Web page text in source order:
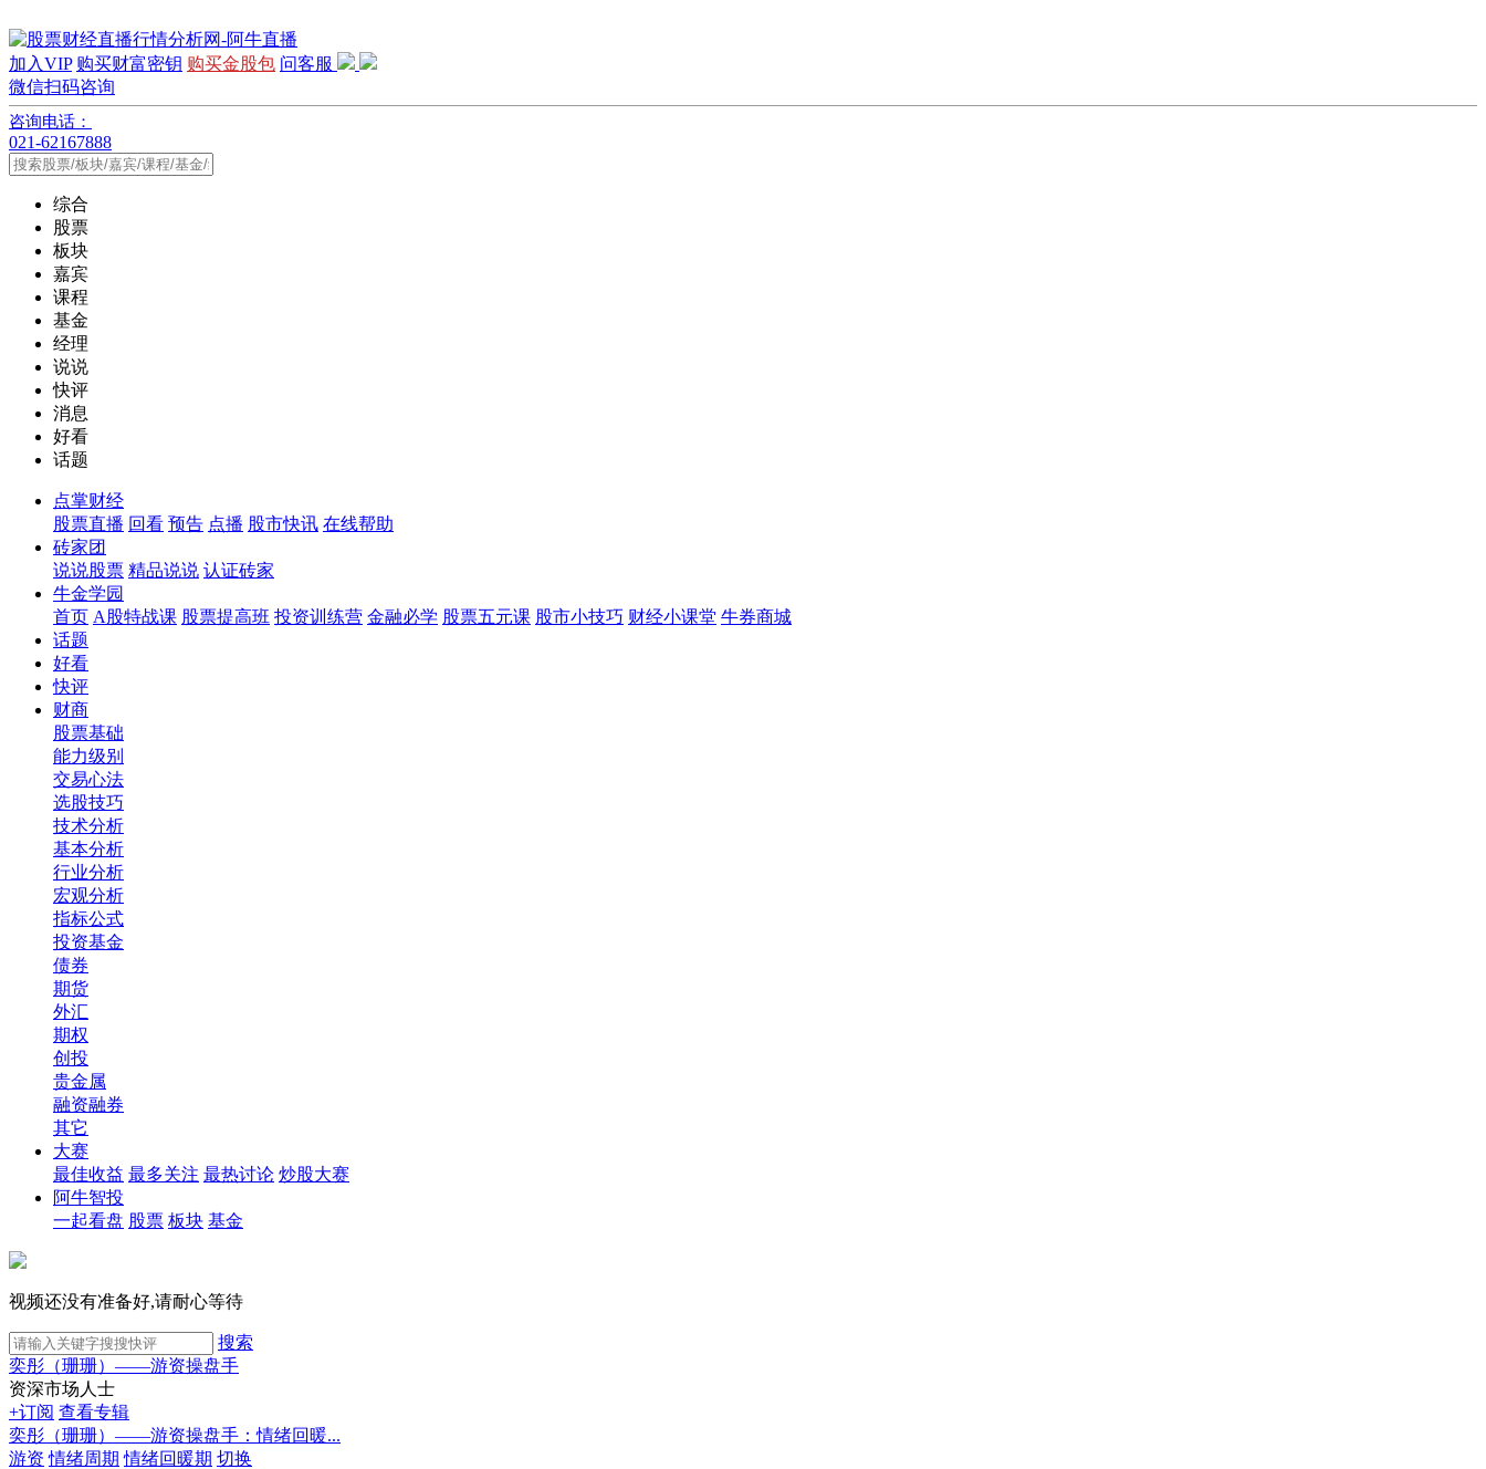
加入VIP 购买财富密钥 购买金股包 问客服
微信扫码咨询
咨询电话：
021-62167888
综合
股票
板块
嘉宾
课程
基金
经理
说说
快评
消息
好看
话题
点掌财经
股票直播 回看 预告 点播 股市快讯 在线帮助
砖家团
说说股票 精品说说 认证砖家
牛金学园
首页 A股特战课 股票提高班 投资训练营 金融必学 股票五元课 股市小技巧 财经小课堂 牛券商城
话题
好看
快评
财商
股票基础
能力级别
交易心法
选股技巧
技术分析
基本分析
行业分析
宏观分析
指标公式
投资基金
债券
期货
外汇
期权
创投
贵金属
融资融券
其它
大赛
最佳收益 最多关注 最热讨论 炒股大赛
阿牛智投
一起看盘 股票 板块 基金
视频还没有准备好,请耐心等待
搜索
奕彤（珊珊）——游资操盘手
资深市场人士
+订阅 查看专辑
奕彤（珊珊）——游资操盘手：情绪回暖...
游资 情绪周期 情绪回暖期 切换